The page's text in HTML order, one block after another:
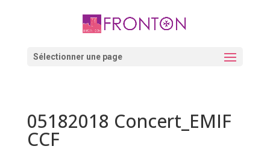
Sélectionner une page
05182018 Concert_EMIF
CCF